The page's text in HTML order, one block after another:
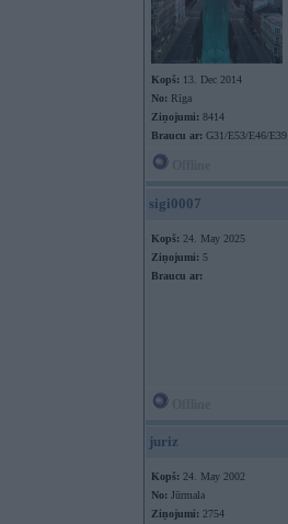
Kopš: 13. Dec 2014
No: Rīga
Ziņojumi: 8414
Braucu ar: G31/E53/E46/E39
sigi0007
Kopš: 24. May 2025
Ziņojumi: 5
Braucu ar:
juriz
Kopš: 24. May 2002
No: Jūrmala
Ziņojumi: 2754